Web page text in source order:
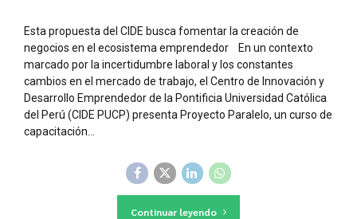
Esta propuesta del CIDE busca fomentar la creación de
negocios en el ecosistema emprendedor En un contexto
marcado por la incertidumbre laboral y los constantes
cambios en el mercado de trabajo, el Centro de Innovación y
Desarrollo Emprendedor de la Pontificia Universidad Católica
del Perú (CIDE PUCP) presenta Proyecto Paralelo, un curso de
capacitación...
Continuar leyendo